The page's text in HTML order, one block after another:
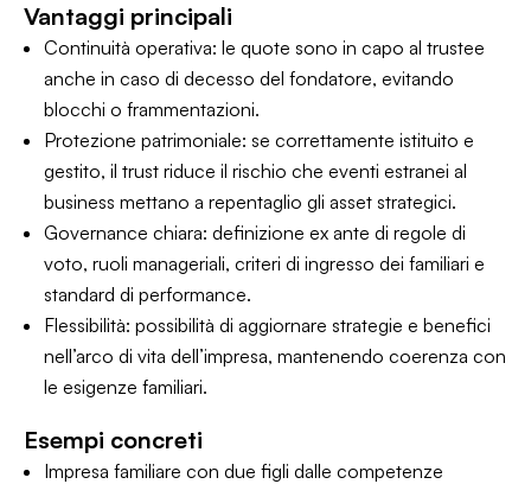
Vantaggi principali
Continuità operativa: le quote sono in capo al trustee
anche in caso di decesso del fondatore, evitando
blocchi o frammentazioni.
Protezione patrimoniale: se correttamente istituito e
gestito, il trust riduce il rischio che eventi estranei al
business mettano a repentaglio gli asset strategici.
Governance chiara: definizione ex ante di regole di
voto, ruoli manageriali, criteri di ingresso dei familiari e
standard di performance.
Flessibilità: possibilità di aggiornare strategie e benefici
nell’arco di vita dell’impresa, mantenendo coerenza con
le esigenze familiari.
Esempi concreti
Impresa familiare con due figli dalle competenze